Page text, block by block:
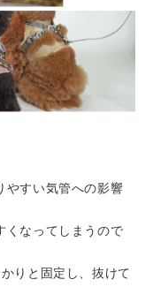
やすい気管への影響
くなってしまうので
りと固定し、抜けて